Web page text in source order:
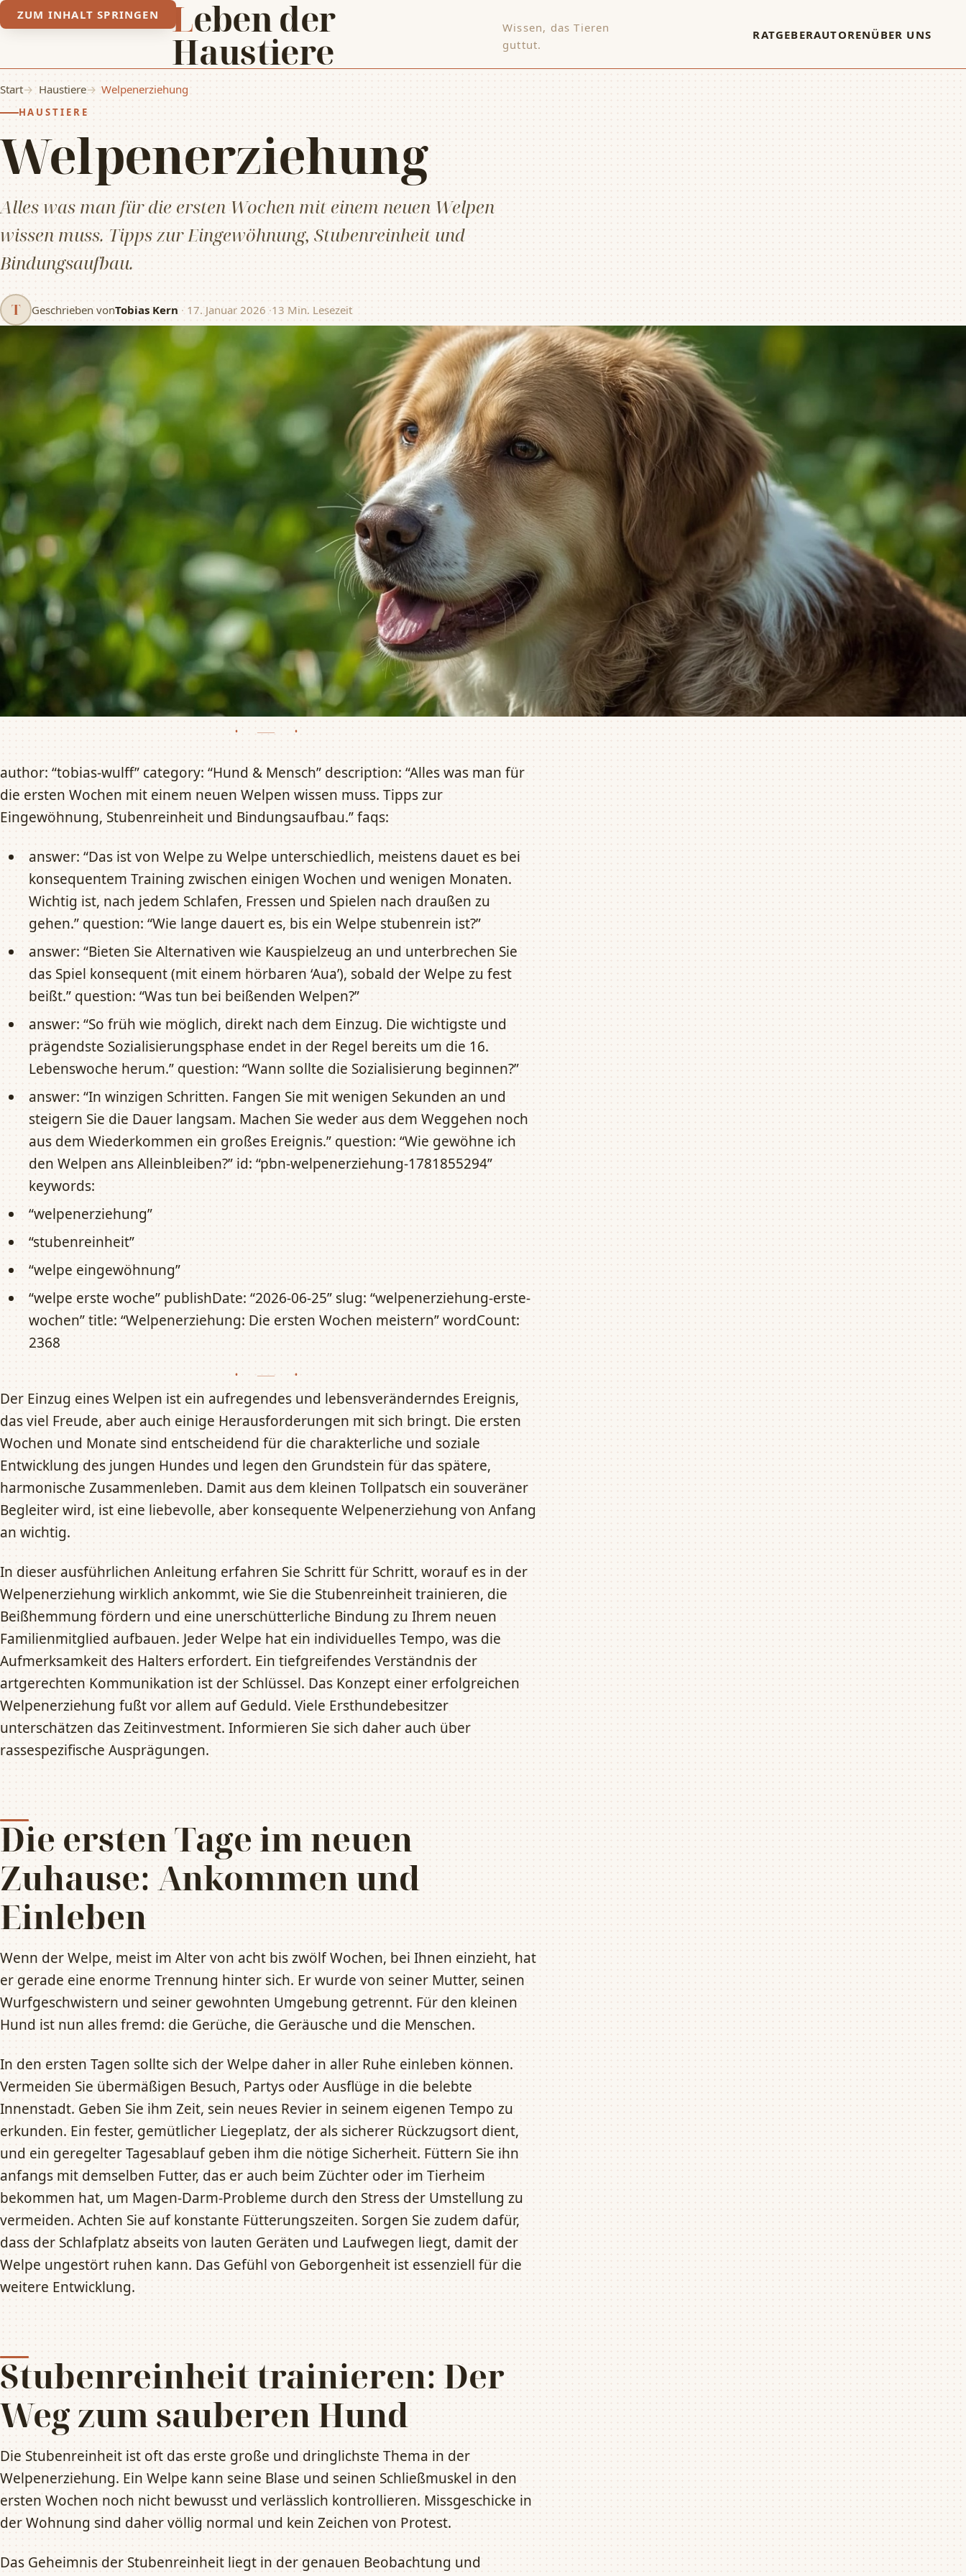
ZUM INHALT SPRINGEN Leben der
Haustiere
Wissen, das Tieren
guttut.
RATGEBERAUTORENÜBER UNS
Start Haustiere Welpenerziehung
HAUSTIERE
Welpenerziehung
Alles was man für die ersten Wochen mit einem neuen Welpen
wissen muss. Tipps zur Eingewöhnung, Stubenreinheit und
Bindungsaufbau.
T Geschrieben vonTobias Kern · 17. Januar 2026 ·13 Min. Lesezeit
author: “tobias-wulff” category: “Hund & Mensch” description: “Alles was man für
die ersten Wochen mit einem neuen Welpen wissen muss. Tipps zur
Eingewöhnung, Stubenreinheit und Bindungsaufbau.” faqs:
answer: “Das ist von Welpe zu Welpe unterschiedlich, meistens dauet es bei
konsequentem Training zwischen einigen Wochen und wenigen Monaten.
Wichtig ist, nach jedem Schlafen, Fressen und Spielen nach draußen zu
gehen.” question: “Wie lange dauert es, bis ein Welpe stubenrein ist?”
answer: “Bieten Sie Alternativen wie Kauspielzeug an und unterbrechen Sie
das Spiel konsequent (mit einem hörbaren ‘Aua’), sobald der Welpe zu fest
beißt.” question: “Was tun bei beißenden Welpen?”
answer: “So früh wie möglich, direkt nach dem Einzug. Die wichtigste und
prägendste Sozialisierungsphase endet in der Regel bereits um die 16.
Lebenswoche herum.” question: “Wann sollte die Sozialisierung beginnen?”
answer: “In winzigen Schritten. Fangen Sie mit wenigen Sekunden an und
steigern Sie die Dauer langsam. Machen Sie weder aus dem Weggehen noch
aus dem Wiederkommen ein großes Ereignis.” question: “Wie gewöhne ich
den Welpen ans Alleinbleiben?” id: “pbn-welpenerziehung-1781855294”
keywords:
“welpenerziehung”
“stubenreinheit”
“welpe eingewöhnung”
“welpe erste woche” publishDate: “2026-06-25” slug: “welpenerziehung-erste-
wochen” title: “Welpenerziehung: Die ersten Wochen meistern” wordCount:
2368
Der Einzug eines Welpen ist ein aufregendes und lebensveränderndes Ereignis,
das viel Freude, aber auch einige Herausforderungen mit sich bringt. Die ersten
Wochen und Monate sind entscheidend für die charakterliche und soziale
Entwicklung des jungen Hundes und legen den Grundstein für das spätere,
harmonische Zusammenleben. Damit aus dem kleinen Tollpatsch ein souveräner
Begleiter wird, ist eine liebevolle, aber konsequente Welpenerziehung von Anfang
an wichtig.
In dieser ausführlichen Anleitung erfahren Sie Schritt für Schritt, worauf es in der
Welpenerziehung wirklich ankommt, wie Sie die Stubenreinheit trainieren, die
Beißhemmung fördern und eine unerschütterliche Bindung zu Ihrem neuen
Familienmitglied aufbauen. Jeder Welpe hat ein individuelles Tempo, was die
Aufmerksamkeit des Halters erfordert. Ein tiefgreifendes Verständnis der
artgerechten Kommunikation ist der Schlüssel. Das Konzept einer erfolgreichen
Welpenerziehung fußt vor allem auf Geduld. Viele Ersthundebesitzer
unterschätzen das Zeitinvestment. Informieren Sie sich daher auch über
rassespezifische Ausprägungen.
Die ersten Tage im neuen
Zuhause: Ankommen und
Einleben
Wenn der Welpe, meist im Alter von acht bis zwölf Wochen, bei Ihnen einzieht, hat
er gerade eine enorme Trennung hinter sich. Er wurde von seiner Mutter, seinen
Wurfgeschwistern und seiner gewohnten Umgebung getrennt. Für den kleinen
Hund ist nun alles fremd: die Gerüche, die Geräusche und die Menschen.
In den ersten Tagen sollte sich der Welpe daher in aller Ruhe einleben können.
Vermeiden Sie übermäßigen Besuch, Partys oder Ausflüge in die belebte
Innenstadt. Geben Sie ihm Zeit, sein neues Revier in seinem eigenen Tempo zu
erkunden. Ein fester, gemütlicher Liegeplatz, der als sicherer Rückzugsort dient,
und ein geregelter Tagesablauf geben ihm die nötige Sicherheit. Füttern Sie ihn
anfangs mit demselben Futter, das er auch beim Züchter oder im Tierheim
bekommen hat, um Magen-Darm-Probleme durch den Stress der Umstellung zu
vermeiden. Achten Sie auf konstante Fütterungszeiten. Sorgen Sie zudem dafür,
dass der Schlafplatz abseits von lauten Geräten und Laufwegen liegt, damit der
Welpe ungestört ruhen kann. Das Gefühl von Geborgenheit ist essenziell für die
weitere Entwicklung.
Stubenreinheit trainieren: Der
Weg zum sauberen Hund
Die Stubenreinheit ist oft das erste große und dringlichste Thema in der
Welpenerziehung. Ein Welpe kann seine Blase und seinen Schließmuskel in den
ersten Wochen noch nicht bewusst und verlässlich kontrollieren. Missgeschicke in
der Wohnung sind daher völlig normal und kein Zeichen von Protest.
Das Geheimnis der Stubenreinheit liegt in der genauen Beobachtung und